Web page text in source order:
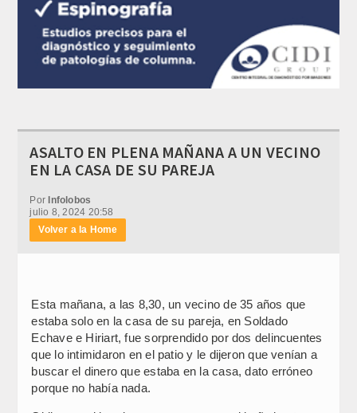
ASALTO EN PLENA MAÑANA A UN VECINO
EN LA CASA DE SU PAREJA
PorInfolobos
julio 8, 2024 20:58
Volver a la Home
Esta mañana, a las 8,30, un vecino de 35 años que
estaba solo en la casa de su pareja, en Soldado
Echave e Hiriart, fue sorprendido por dos delincuentes
que lo intimidaron en el patio y le dijeron que venían a
buscar el dinero que estaba en la casa, dato erróneo
porque no había nada.